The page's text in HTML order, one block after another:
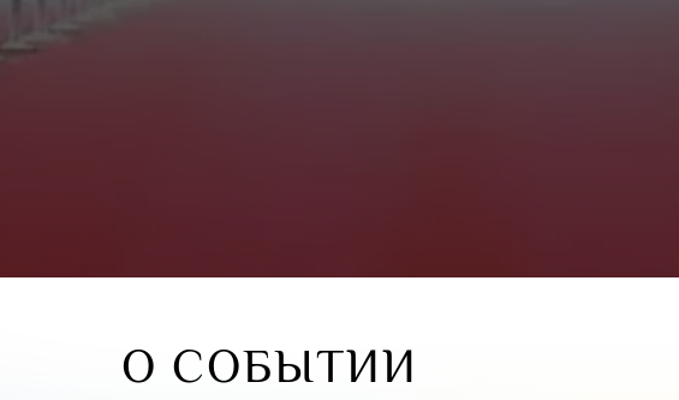
О СОБЫТИИ